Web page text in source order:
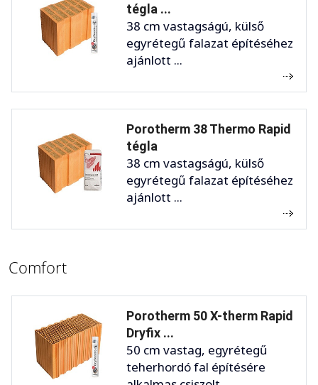
tégla ...
38 cm vastagságú, külső
egyrétegű falazat építéséhez
ajánlott ...
Porotherm 38 Thermo Rapid
tégla
38 cm vastagságú, külső
egyrétegű falazat építéséhez
ajánlott ...
Comfort
Porotherm 50 X-therm Rapid
Dryfix ...
50 cm vastag, egyrétegű
teherhordó fal építésére